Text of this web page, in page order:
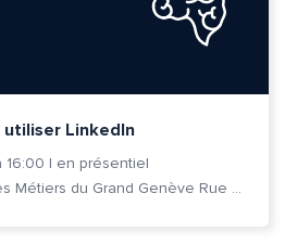
utiliser LinkedIn
16:00 | en présentiel
Cité des Métiers du Grand Genève Rue Prévost-Martin 6 1205 Genève
de cette page?